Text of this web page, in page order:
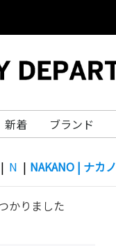
新着 ブランド
| N | NAKANO | ナカノ
かりました